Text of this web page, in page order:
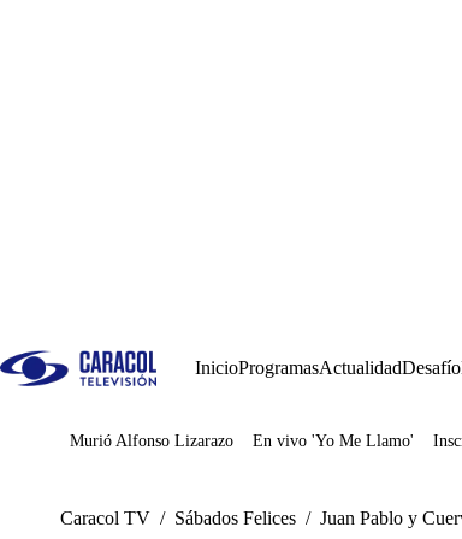
InicioProgramasActualidadDesafío
Juegos
Murió Alfonso Lizarazo En vivo 'Yo Me Llamo'
Caracol TV / Sábados Felices / Juan Pablo y